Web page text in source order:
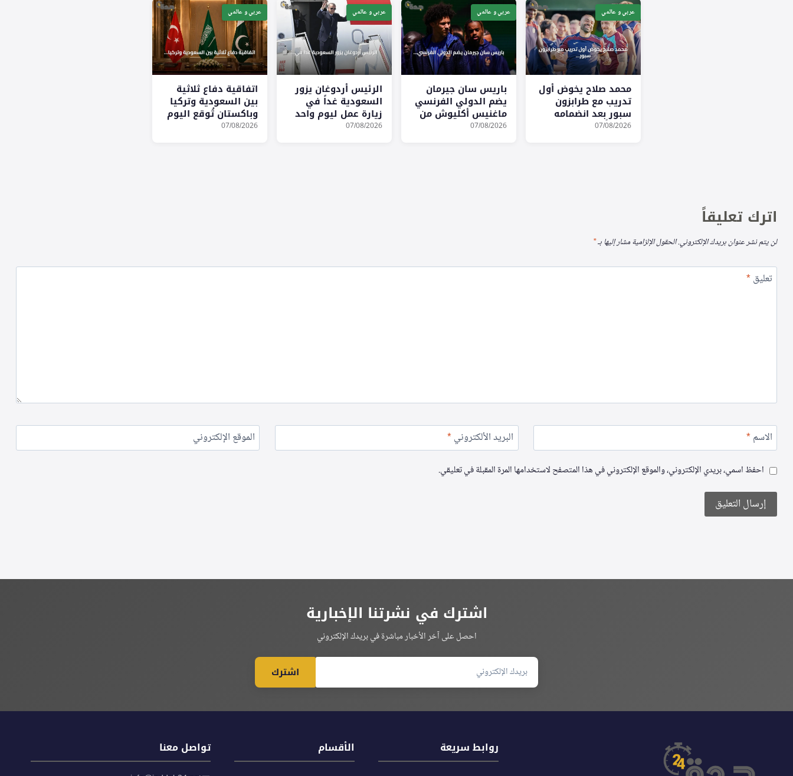
عربي و عالمي
محمد صلاح يخوض أول
تدريب مع طرابزون
سبور بعد انضمامه
رسمياً
07/08/2026
عربي و عالمي
باريس سان جيرمان
يضم الدولي الفرنسي
ماغنيس أكليوش من
موناكو حتى صيف
07/08/2026
عربي و عالمي
الرئيس أردوغان يزور
السعودية غداً في
زيارة عمل ليوم واحد
07/08/2026
عربي و عالمي
اتفاقية دفاع ثلاثية
بين السعودية وتركيا
وباكستان تُوقع اليوم
في الرياض
07/08/2026
اترك تعليقاً
لن يتم نشر عنوان بريدك الإلكتروني.الحقول الإلزامية مشار إليها بـ*
تعليق*
الاسم* البريد الألكتروني* الموقع الإلكتروني
احفظ اسمي، بريدي الإلكتروني، والموقع الإلكتروني في هذا المتصفح لاستخدامها المرة المقبلة في تعليقي.
اشترك في نشرتنا الإخبارية
احصل على آخر الأخبار مباشرة في بريدك الإلكتروني
اشترك
روابط سريعة الأقسام تواصل معنا